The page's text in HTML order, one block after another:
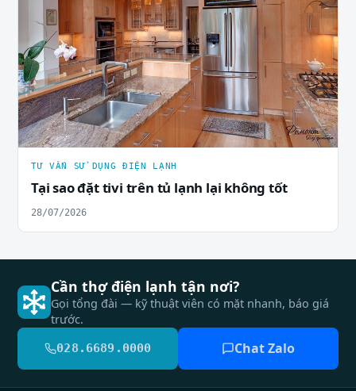
TƯ VẤN SỬ DỤNG ĐIỆN LẠNH
Tại sao đặt tivi trên tủ lạnh lại không tốt
28/07/2026
Cần thợ điện lạnh tận nơi?
Gọi tổng đài — kỹ thuật viên có mặt nhanh, báo giá
trước.
028.6689.0000 Chat Zalo